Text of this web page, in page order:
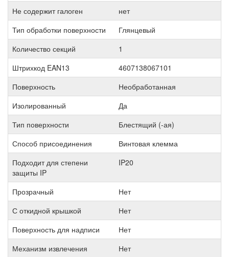
Не содержит галоген
нет
Тип обработки поверхности
Глянцевый
Количество секций
1
Штрихкод EAN13
4607138067101
Поверхность
Необработанная
Изолированный
Да
Тип поверхности
Блестящий (-ая)
Способ присоединения
Винтовая клемма
Подходит для степени
защиты IP
IP20
Прозрачный
Нет
С откидной крышкой
Нет
Поверхность для надписи
Нет
Механизм извлечения
Нет